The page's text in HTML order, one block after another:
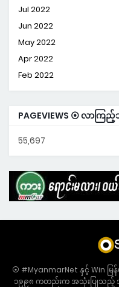
Jul 2022
Jun 2022
May 2022
Apr 2022
Feb 2022
PAGEVIEWS ⦿ လာကြ
55,697
⦿ #MyanmarNet နှင့် Win မ
၁၉၉၈ ကတည်းက အသုံးပြုသည့်